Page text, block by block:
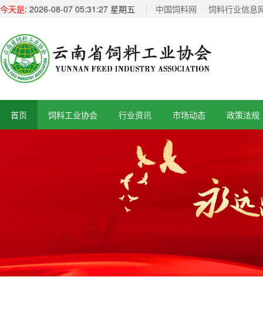
今天是: 2026-08-07 05:31:28 星期五 中国饲料网 饲料行业信息
首页 饲料工业协会 行业资讯 市场动态 政策法规